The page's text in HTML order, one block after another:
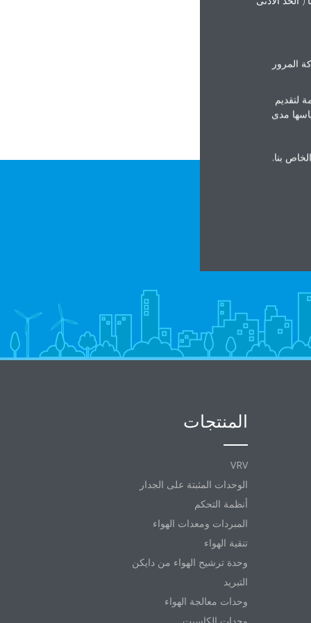
المنتجات
VRV
الوحدات المثبتة على الجدار
أنظمة التحكم
المبردات ومعدات الهواء
تنقية الهواء
وحدة ترشيح الهواء من دايكن
التبريد
وحدات معالجة الهواء
المرور
لتقديم
مدى
بنا.